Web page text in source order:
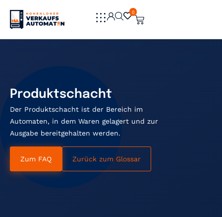
0
0
Produktschacht
Der Produktschacht ist der Bereich im
Automaten, in dem Waren gelagert und zur
Ausgabe bereitgehalten werden.
Zum FAQ Zurück zum Glossar